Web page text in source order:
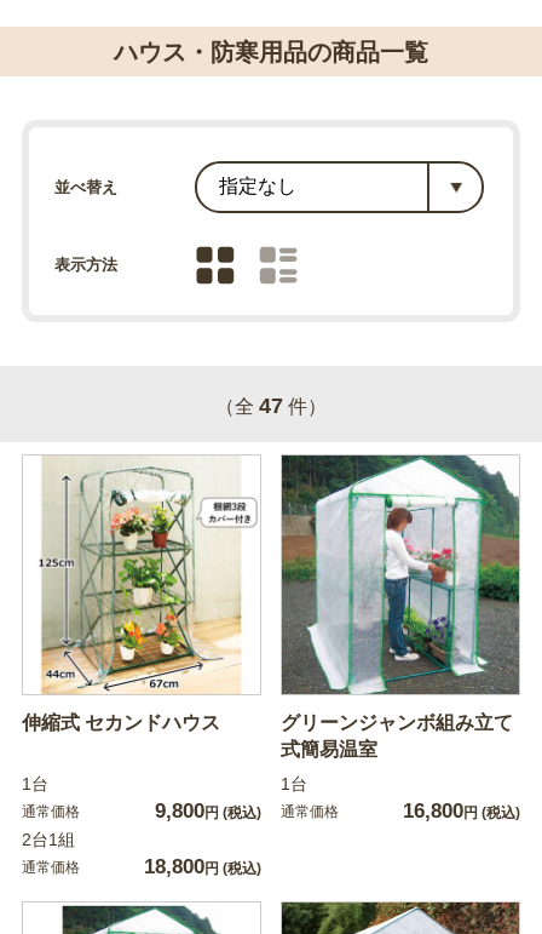
ハウス・防寒用品の商品一覧
並べ替え
表示方法
（全 47 件）
伸縮式 セカンドハウス
1台
通常価格 9,800円 (税込)
2台1組
通常価格 18,800円 (税込)
グリーンジャンボ組み立て
式簡易温室
1台
通常価格 16,800円 (税込)